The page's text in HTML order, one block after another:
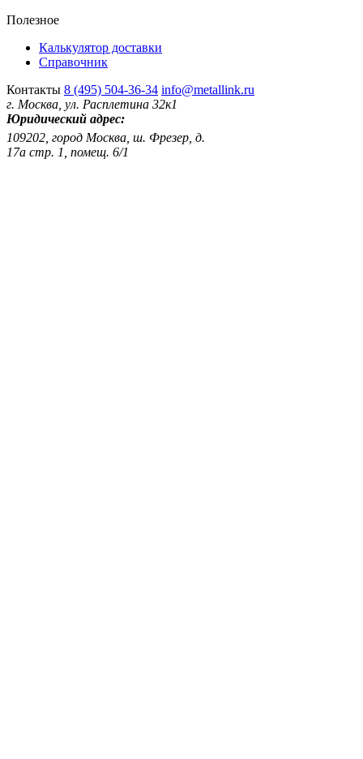
Полезное
Калькулятор доставки
Справочник
Контакты 8 (495) 504-36-34 info@metallink.ru
г. Москва, ул. Расплетина 32к1
Юридический адрес:
109202, город Москва, ш. Фрезер, д.
17а стр. 1, помещ. 6/1